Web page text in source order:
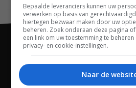
Bepaalde leveranciers kunnen uw
verwerken op basis van
hiertegen bezwaar maken door uw
beheren. Zoek onderaan deze pagina
een link om uw toestemming te
privacy- en cookie-instellingen.
Naar de